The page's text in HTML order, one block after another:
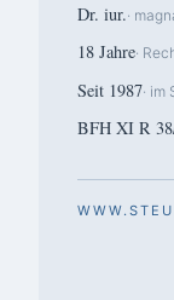
Dr. iur.·
18 Jahre·
Seit 1987·
BFH XI R